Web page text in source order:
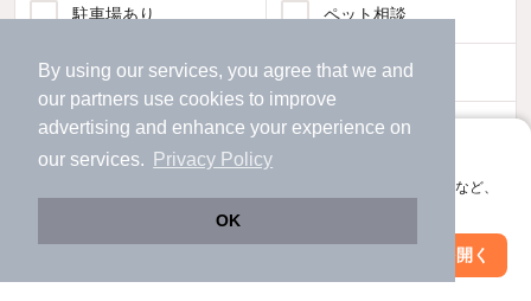
By using our services, you agree that we and
our partners use cookies to improve
advertising and enhance your experience on
our services.
Privacy Policy
OK
アプリに切り替えて、サクサクお部屋探し
会員登録なしですぐ使える。マップ検索やお気に入り保存など、
アプリを開く
駐車場あり ペット相談
洗濯機置場あり 独立洗面台
エアコンあり 都市ガス
コンロ2口以上 追焚き機能
絞り込み条件を変更